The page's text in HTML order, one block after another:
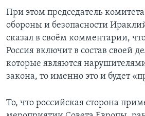
При этом председатель
обороны и безопасности
сказал в своём комментарии,
Россия включит в состав своей
которые являются
закона, то именно это и будет
То, что российская сторона